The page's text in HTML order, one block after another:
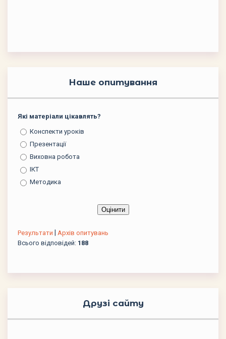
Наше опитування
Які матеріали цікавлять?
Конспекти уроків
Презентації
Виховна робота
ІКТ
Методика
Результати
Архів опитувань
Всього відповідей: 188
Друзі сайту